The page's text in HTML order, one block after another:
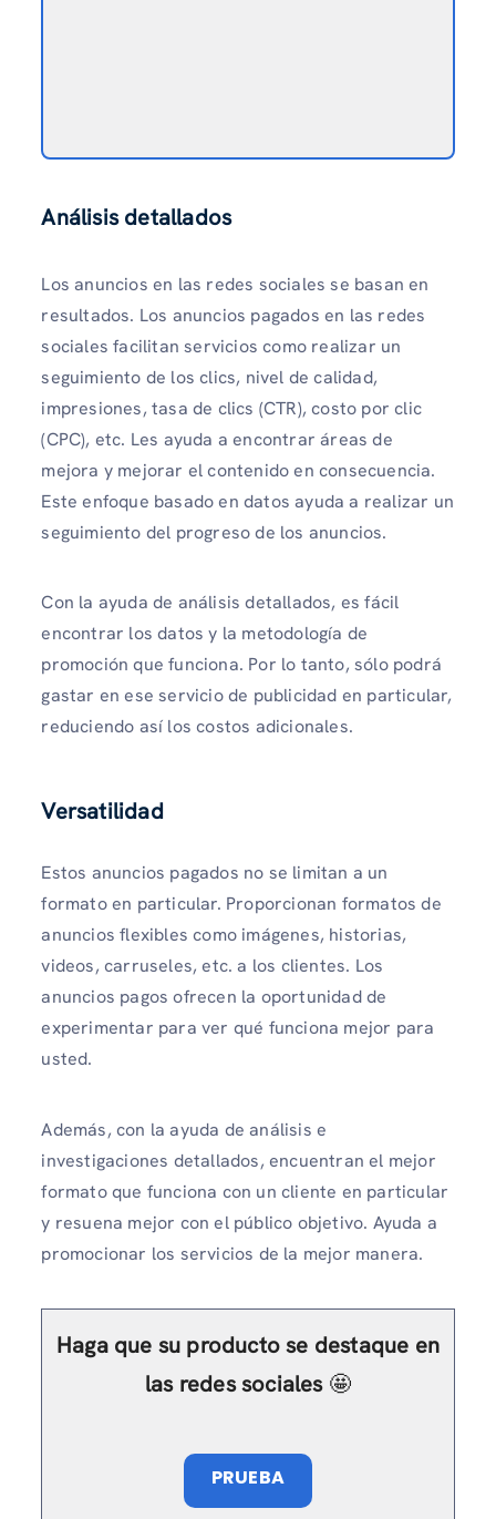
Análisis detallados
Los anuncios en las redes sociales se basan en
resultados. Los anuncios pagados en las redes
sociales facilitan servicios como realizar un
seguimiento de los clics, nivel de calidad,
impresiones, tasa de clics (CTR), costo por clic
(CPC), etc. Les ayuda a encontrar áreas de
mejora y mejorar el contenido en consecuencia.
Este enfoque basado en datos ayuda a realizar un
seguimiento del progreso de los anuncios.
Con la ayuda de análisis detallados, es fácil
encontrar los datos y la metodología de
promoción que funciona. Por lo tanto, sólo podrá
gastar en ese servicio de publicidad en particular,
reduciendo así los costos adicionales.
Versatilidad
Estos anuncios pagados no se limitan a un
formato en particular. Proporcionan formatos de
anuncios flexibles como imágenes, historias,
videos, carruseles, etc. a los clientes. Los
anuncios pagos ofrecen la oportunidad de
experimentar para ver qué funciona mejor para
usted.
Además, con la ayuda de análisis e
investigaciones detallados, encuentran el mejor
formato que funciona con un cliente en particular
y resuena mejor con el público objetivo. Ayuda a
promocionar los servicios de la mejor manera.
Haga que su producto se destaque en
las redes sociales🤩
PRUEBA